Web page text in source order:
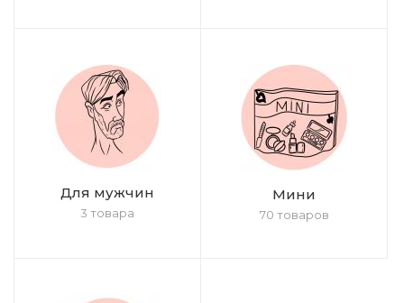
Для мужчин
3 товара
Мини
70 товаров